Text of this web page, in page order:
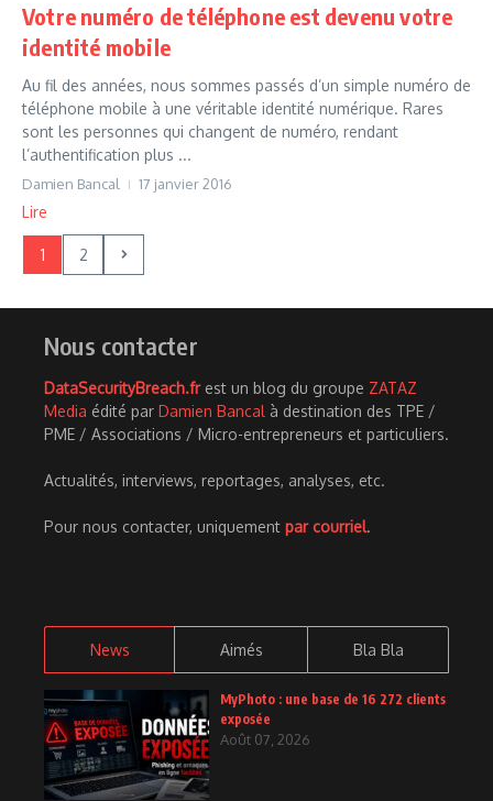
Votre numéro de téléphone est devenu votre
identité mobile
Au fil des années, nous sommes passés d’un simple numéro de
téléphone mobile à une véritable identité numérique. Rares
sont les personnes qui changent de numéro, rendant
l’authentification plus ...
Damien Bancal 17 janvier 2016
Lire
1 2
Nous contacter
DataSecurityBreach.frest un blog du groupe ZATAZ
Media édité par Damien Bancal à destination des TPE /
PME / Associations / Micro-entrepreneurs et particuliers.
Actualités, interviews, reportages, analyses, etc.
Pour nous contacter, uniquement par courriel.
News Aimés Bla Bla
MyPhoto : une base de 16 272 clients
exposée
Août 07, 2026